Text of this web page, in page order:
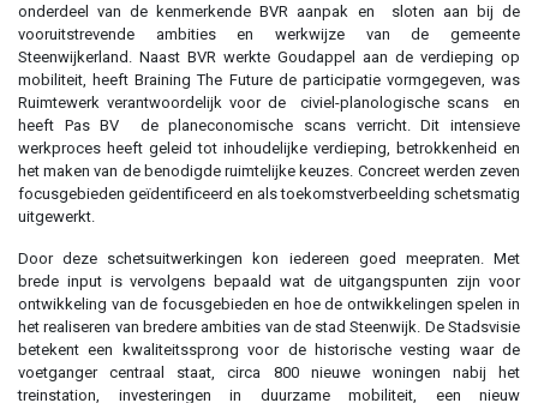
onderdeel van de kenmerkende BVR aanpak en sloten aan bij de
vooruitstrevende ambities en werkwijze van de gemeente
Steenwijkerland. Naast BVR werkte Goudappel aan de verdieping op
mobiliteit, heeft Braining The Future de participatie vormgegeven, was
Ruimtewerk verantwoordelijk voor de civiel-planologische scans en
heeft Pas BV de planeconomische scans verricht. Dit intensieve
werkproces heeft geleid tot inhoudelijke verdieping, betrokkenheid en
het maken van de benodigde ruimtelijke keuzes. Concreet werden zeven
focusgebieden geïdentificeerd en als toekomstverbeelding schetsmatig
uitgewerkt.
Door deze schetsuitwerkingen kon iedereen goed meepraten. Met
brede input is vervolgens bepaald wat de uitgangspunten zijn voor
ontwikkeling van de focusgebieden en hoe de ontwikkelingen spelen in
het realiseren van bredere ambities van de stad Steenwijk. De Stadsvisie
betekent een kwaliteitssprong voor de historische vesting waar de
voetganger centraal staat, circa 800 nieuwe woningen nabij het
treinstation, investeringen in duurzame mobiliteit, een nieuw